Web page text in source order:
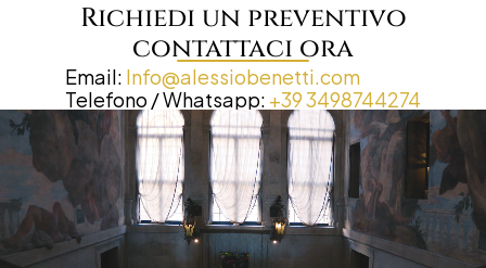
Richiedi un preventivo
contattaci ora
Email: Info@alessiobenetti.com
Telefono / Whatsapp: +39 3498744274